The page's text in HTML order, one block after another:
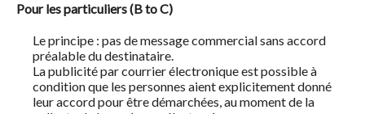
Pour les particuliers (B to C)
Le principe : pas de message commercial sans accord
préalable du destinataire.
La publicité par courrier électronique est possible à
condition que les personnes aient explicitement donné
leur accord pour être démarchées, au moment de la